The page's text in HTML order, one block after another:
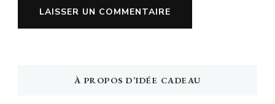
À PROPOS D’IDÉE CADEAU